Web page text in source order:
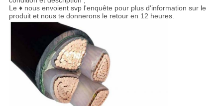
Le ♦ nous envoient svp l'enquête pour plus d'information sur le
produit et nous te donnerons le retour en 12 heures.